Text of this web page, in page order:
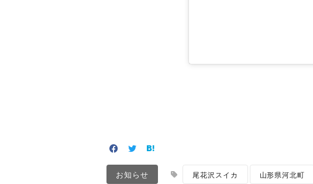
お知らせ 尾花沢スイカ 山形県河北町